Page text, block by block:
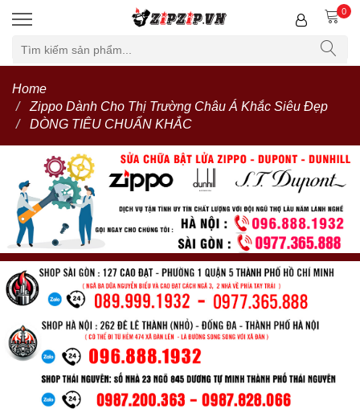
0
Home
Zippo Dành Cho Thị Trường Châu Á Khắc Siêu Đẹp
DÒNG TIÊU CHUẨN KHẮC